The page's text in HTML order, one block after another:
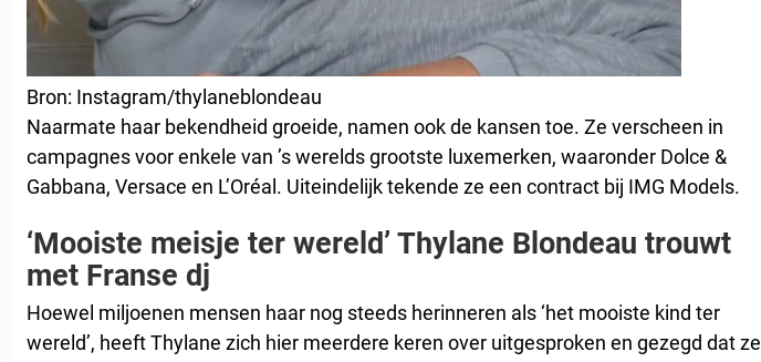
Bron: Instagram/thylaneblondeau
Naarmate haar bekendheid groeide, namen ook de kansen toe. Ze verscheen in
campagnes voor enkele van ’s werelds grootste luxemerken, waaronder Dolce &
Gabbana, Versace en L’Oréal. Uiteindelijk tekende ze een contract bij IMG Models.
‘Mooiste meisje ter wereld’ Thylane Blondeau trouwt
met Franse dj
Hoewel miljoenen mensen haar nog steeds herinneren als ‘het mooiste kind ter
wereld’, heeft Thylane zich hier meerdere keren over uitgesproken en gezegd dat ze